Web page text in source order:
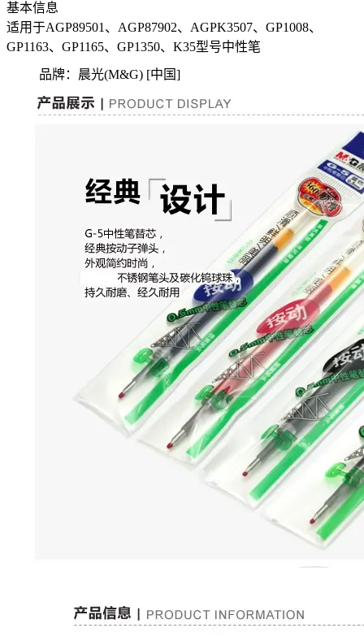
基本信息
适用于AGP89501、AGP87902、AGPK3507、GP1008、
GP1163、GP1165、GP1350、K35型号中性笔
品牌：晨光(M&G) [中国]